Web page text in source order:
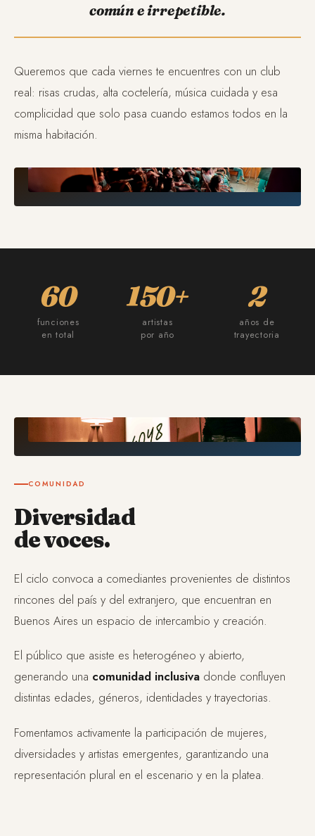
común e irrepetible.
Queremos que cada viernes te encuentres con un club
real: risas crudas, alta coctelería, música cuidada y esa
complicidad que solo pasa cuando estamos todos en la
misma habitación.
60
funciones
en total
150+
artistas
por año
2
años de
trayectoria
COMUNIDAD
Diversidad
de voces.
El ciclo convoca a comediantes provenientes de distintos
rincones del país y del extranjero, que encuentran en
Buenos Aires un espacio de intercambio y creación.
El público que asiste es heterogéneo y abierto,
generando una comunidad inclusiva donde confluyen
distintas edades, géneros, identidades y trayectorias.
Fomentamos activamente la participación de mujeres,
diversidades y artistas emergentes, garantizando una
representación plural en el escenario y en la platea.